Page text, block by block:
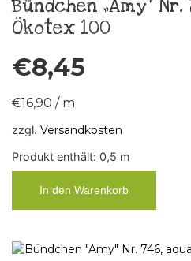
Bündchen „Amy“
Ökotex 100
€8,45
€16,90 / m
zzgl. Versandkosten
Produkt enthält: 0,5 m
In den Warenkorb